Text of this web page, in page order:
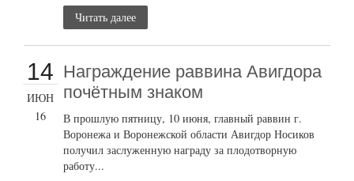
Читать далее
14
ИЮН
16
Награждение раввина Авигдора
почётным знаком
В прошлую пятницу, 10 июня, главный раввин г.
Воронежа и Воронежской области Авигдор Носиков
получил заслуженную награду за плодотворную
работу...